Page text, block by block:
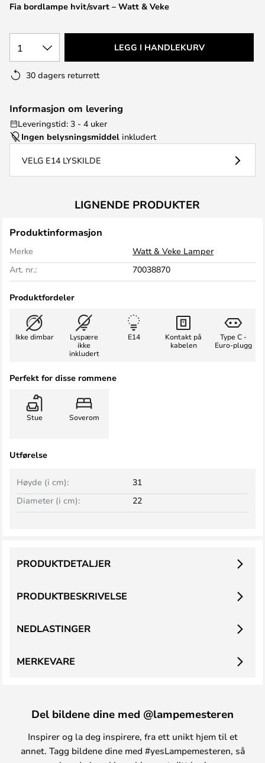
Fia bordlampe hvit/svart – Watt & Veke
1 LEGG I HANDLEKURV
30 dagers returrett
Informasjon om levering
Leveringstid: 3 - 4 uker
Ingen belysningsmiddel inkludert
VELG E14 LYSKILDE
LIGNENDE PRODUKTER
Produktinformasjon
Merke
Watt & Veke Lamper
Art. nr.:
70038870
Produktfordeler
Ikke dimbar
Lyspære
ikke
inkludert
E14
Kontakt på
kabelen
Type C -
Euro-plugg
Perfekt for disse rommene
Stue Soverom
Utførelse
Høyde (i cm):
31
Diameter (i cm):
22
PRODUKTBESKRIVELSE
PRODUKTDETALJER
NEDLASTINGER
MERKEVARE
Del bildene dine med @lampemesteren
Inspirer og la deg inspirere, fra ett unikt hjem til et
annet. Tagg bildene dine med #yesLampemesteren, så